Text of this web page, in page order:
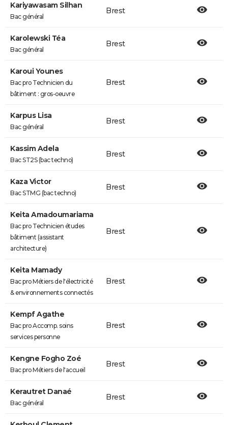
Kariyawasam Silhan
Bac général
Brest
Karolewski Téa
Bac général
Brest
Karoui Younes
Bac pro Technicien du
bâtiment : gros-oeuvre
Brest
Karpus Lisa
Bac général
Brest
Kassim Adela
Bac ST2S (bac techno)
Brest
Kaza Victor
Bac STMG (bac techno)
Brest
Keita Amadoumariama
Bac pro Technicien études
bâtiment (assistant
architecture)
Brest
Keita Mamady
Bac pro Métiers de l'électricité
& environnements connectés
Brest
Kempf Agathe
Bac pro Accomp. soins
services personne
Brest
Kengne Fogho Zoé
Bac pro Métiers de l'accueil
Brest
Kerautret Danaé
Bac général
Brest